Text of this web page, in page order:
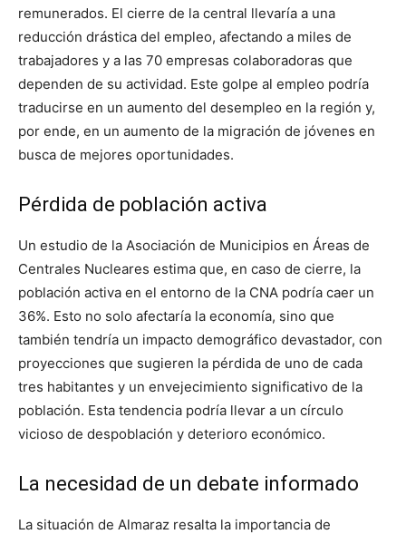
remunerados. El cierre de la central llevaría a una
reducción drástica del empleo, afectando a miles de
trabajadores y a las 70 empresas colaboradoras que
dependen de su actividad. Este golpe al empleo podría
traducirse en un aumento del desempleo en la región y,
por ende, en un aumento de la migración de jóvenes en
busca de mejores oportunidades.
Pérdida de población activa
Un estudio de la Asociación de Municipios en Áreas de
Centrales Nucleares estima que, en caso de cierre, la
población activa en el entorno de la CNA podría caer un
36%. Esto no solo afectaría la economía, sino que
también tendría un impacto demográfico devastador, con
proyecciones que sugieren la pérdida de uno de cada
tres habitantes y un envejecimiento significativo de la
población. Esta tendencia podría llevar a un círculo
vicioso de despoblación y deterioro económico.
La necesidad de un debate informado
La situación de Almaraz resalta la importancia de